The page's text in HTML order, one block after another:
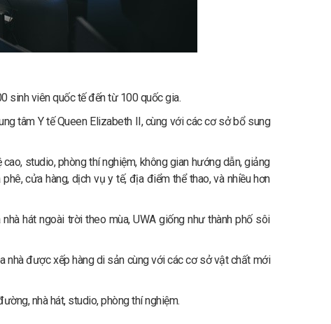
sinh viên quốc tế đến từ 100 quốc gia.
tâm Y tế Queen Elizabeth II, cùng với các cơ sở bổ sung
studio, phòng thí nghiệm, không gian hướng dẫn, giảng
cửa hàng, dịch vụ y tế, địa điểm thể thao, và nhiều hơn
hát ngoài trời theo mùa, UWA giống như thành phố sôi
nhà được xếp hàng di sản cùng với các cơ sở vật chất mới
nhà hát, studio, phòng thí nghiệm.